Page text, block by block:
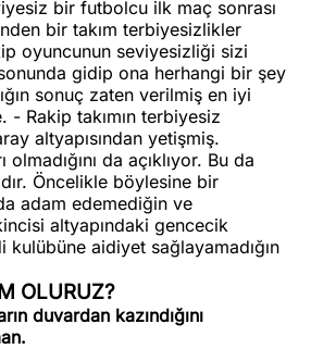
bir futbolcu ilk maç sonrası
bir takım terbiyesizlikler
oyuncunun seviyesizliği sizi
gidip ona herhangi bir şey
sonuç zaten verilmiş en iyi
- Rakip takımın terbiyesiz
altyapısından yetişmiş.
da açıklıyor. Bu da
Öncelikle böylesine bir
adam edemediğin ve
altyapındaki gencecik
aidiyet sağlayamadığın
OLURUZ?
duvardan kazındığını